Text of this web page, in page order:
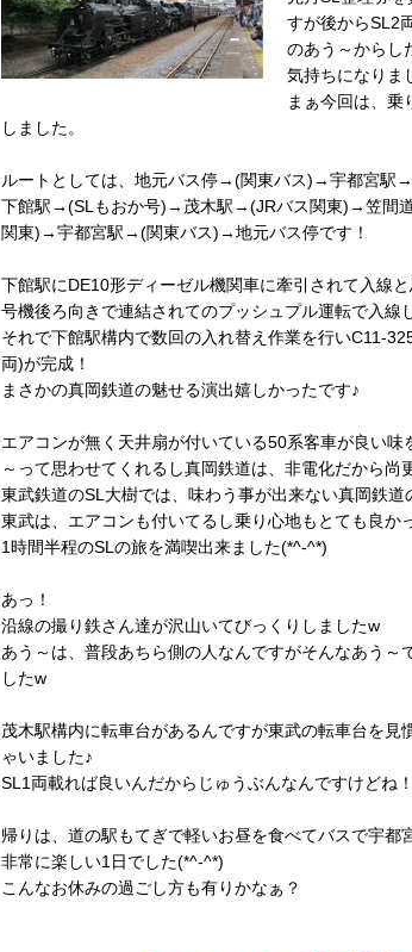
すが後からSL2
のあう～からし
気持ちになりま
まぁ今回は、乗
しました。
ルートとしては、地元バス停→(関東バス)→宇都宮
下館駅→(SLもおか号)→茂木駅→(JRバス関東)→笠間
関東)→宇都宮駅→(関東バス)→地元バス停です！
下館駅にDE10形ディーゼル機関車に牽引されて入線
号機後ろ向きで連結されてのプッシュプル運転で入線
それで下館駅構内で数回の入れ替え作業を行いC11-
両)が完成！
まさかの真岡鉄道の魅せる演出嬉しかったです♪
エアコンが無く天井扇が付いている50系客車が良い味
～って思わせてくれるし真岡鉄道は、非電化だから尚
東武鉄道のSL大樹では、味わう事が出来ない真岡鉄道
東武は、エアコンも付いてるし乗り心地もとても良か
1時間半程のSLの旅を満喫出来ました(*^-^*)
あっ！
沿線の撮り鉄さん達が沢山いてびっくりしましたw
あう～は、普段あちら側の人なんですがそんなあう～
したw
茂木駅構内に転車台があるんですが東武の転車台を見
ゃいました♪
SL1両載れば良いんだからじゅうぶんなんですけどね！
帰りは、道の駅もてぎで軽いお昼を食べてバスで宇都
非常に楽しい1日でした(*^-^*)
こんなお休みの過ごし方も有りかなぁ？